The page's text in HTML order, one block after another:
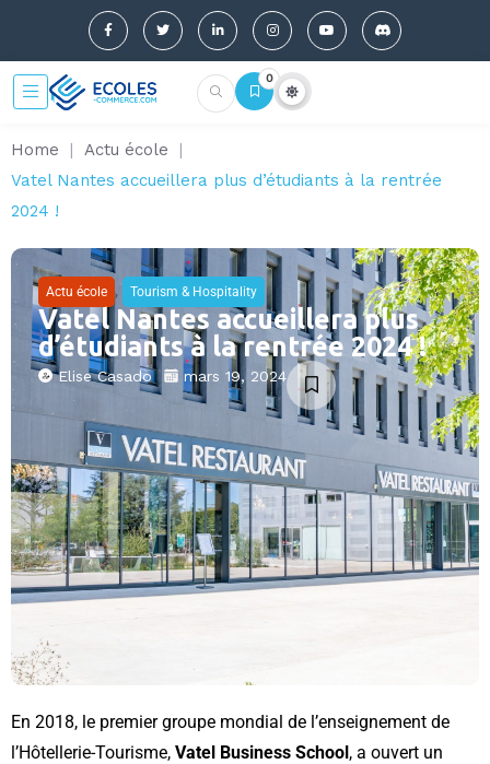
0
Home | Actu école
|
Vatel Nantes accueillera plus d’étudiants à la rentrée
2024 !
Actu école , Tourism & Hospitality
Vatel Nantes accueillera plus
d’étudiants à la rentrée 2024 !
Elise Casado mars 19, 2024
En 2018, le premier groupe mondial de l’enseignement de
l’Hôtellerie-Tourisme, Vatel Business School, a ouvert un